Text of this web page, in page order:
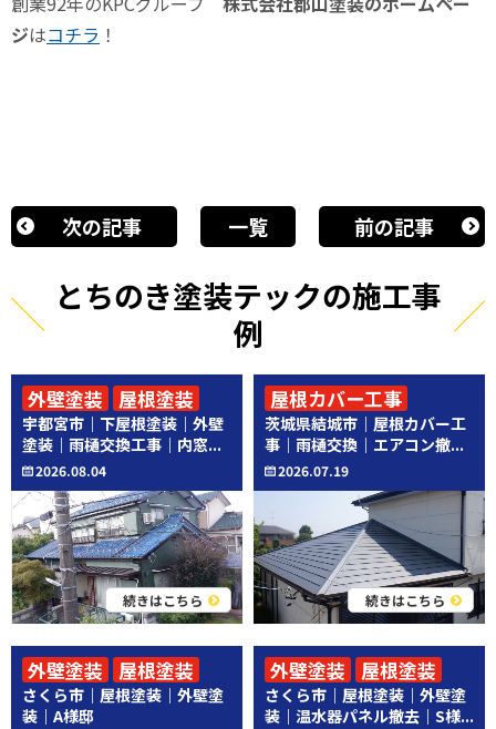
ジはコチラ ！
次の記事 一覧 前の記事
とちのき塗装テックの施工事
例
宇都宮市｜下屋根塗装｜外壁
塗装｜雨樋交換工事｜内窓...
2026.08.04
続きはこちら
外壁塗装
屋根塗装
その他工事
茨城県結城市｜屋根カバー工
事｜雨樋交換｜エアコン撤...
2026.07.19
続きはこちら
屋根カバー工事
その他工事
さくら市｜屋根塗装｜外壁塗
装｜A様邸
外壁塗装 屋根塗装
さくら市｜屋根塗装｜外壁塗
装｜温水器パネル撤去｜S様...
外壁塗装
屋根塗装
その他工事